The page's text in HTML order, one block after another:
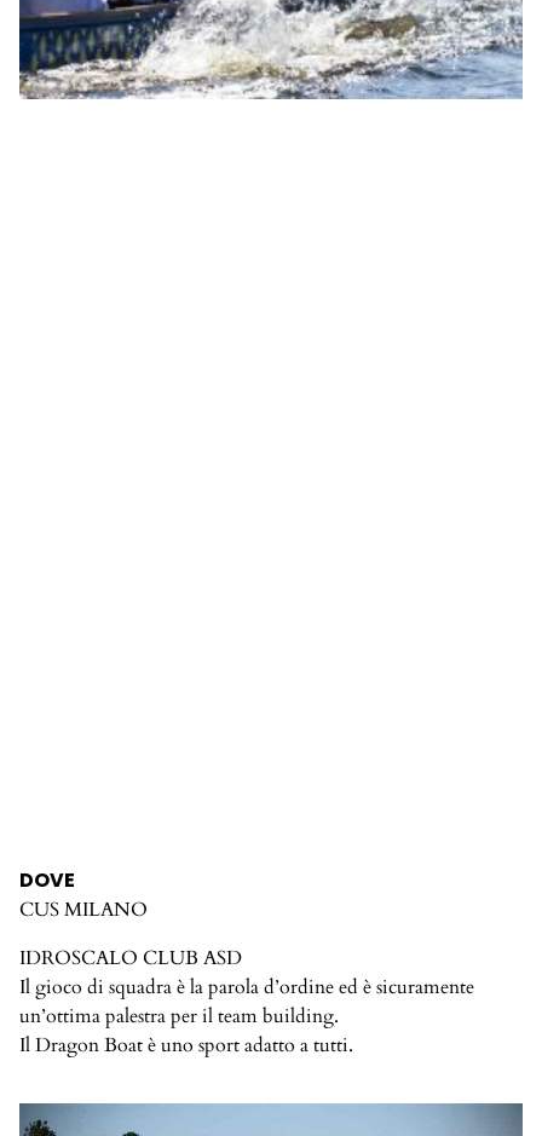
DOVE
CUS MILANO
IDROSCALO CLUB ASD
Il gioco di squadra è la parola d’ordine ed è sicuramente
un’ottima palestra per il team building.
Il Dragon Boat è uno sport adatto a tutti.